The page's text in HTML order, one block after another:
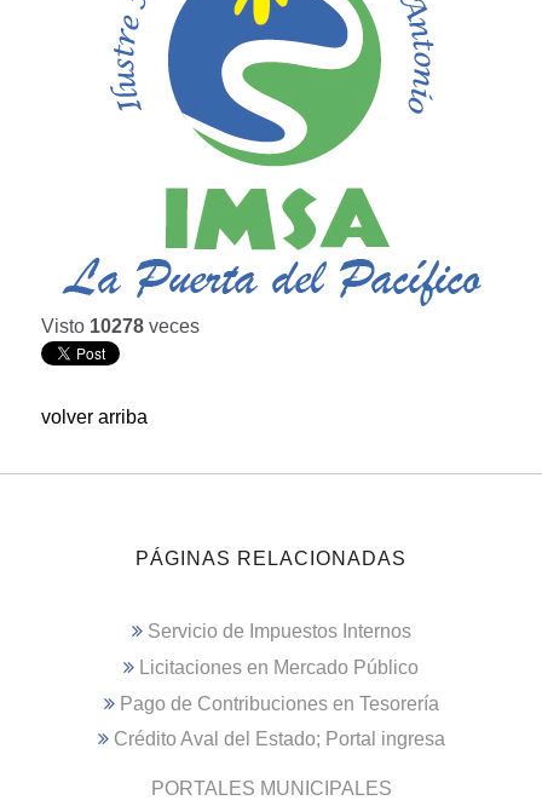
Visto 10278 veces
volver arriba
PÁGINAS RELACIONADAS
Servicio de Impuestos Internos
Licitaciones en Mercado Público
Pago de Contribuciones en Tesorería
Crédito Aval del Estado; Portal ingresa
PORTALES MUNICIPALES